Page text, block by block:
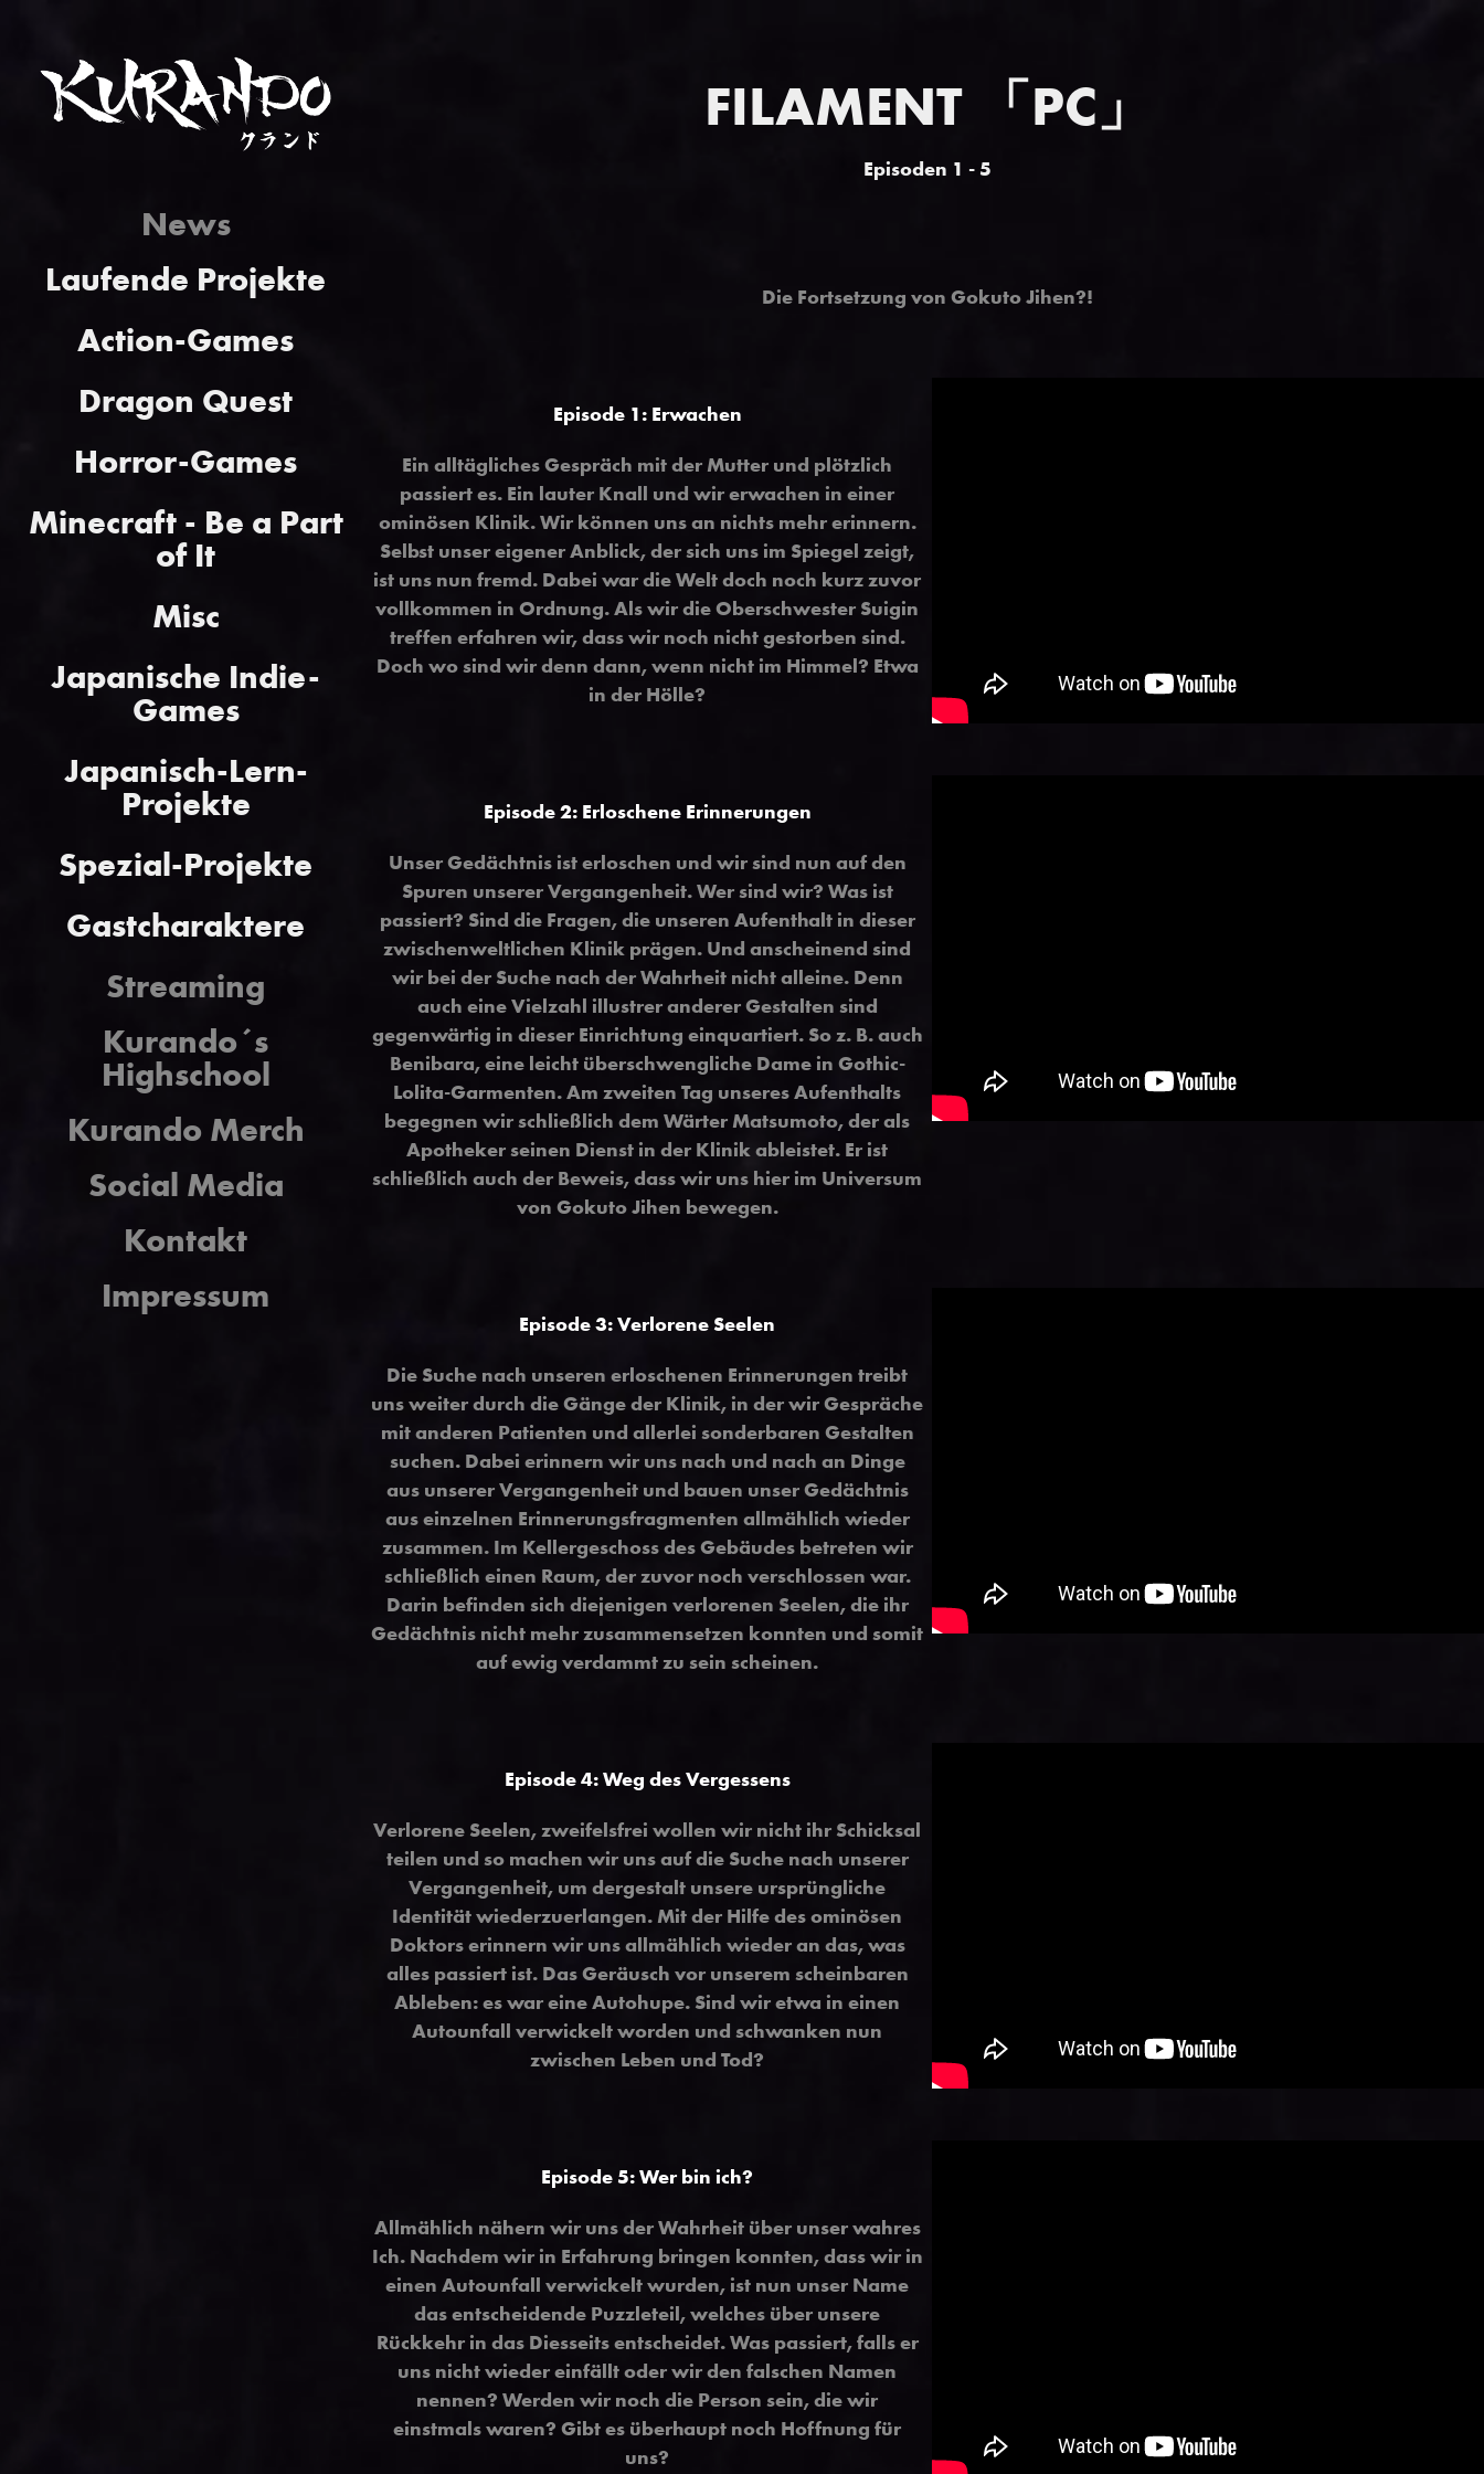
News
Laufende Projekte
Action-Games
Dragon Quest
Horror-Games
Minecraft - Be a Part
of It
Misc
Japanische Indie-
Games
Japanisch-Lern-
Projekte
Spezial-Projekte
Gastcharaktere
Streaming
Kurando´s
Highschool
Kurando Merch
Social Media
Kontakt
Impressum
FILAMENT 「PC」
Episoden 1 - 5
Die Fortsetzung von Gokuto Jihen?!
Episode 1: Erwachen
Ein alltägliches Gespräch mit der Mutter und plötzlich
passiert es. Ein lauter Knall und wir erwachen in einer
ominösen Klinik. Wir können uns an nichts mehr erinnern.
Selbst unser eigener Anblick, der sich uns im Spiegel zeigt,
ist uns nun fremd. Dabei war die Welt doch noch kurz zuvor
vollkommen in Ordnung. Als wir die Oberschwester Suigin
treffen erfahren wir, dass wir noch nicht gestorben sind.
Doch wo sind wir denn dann, wenn nicht im Himmel? Etwa
in der Hölle?
Episode 2: Erloschene Erinnerungen
Unser Gedächtnis ist erloschen und wir sind nun auf den
Spuren unserer Vergangenheit. Wer sind wir? Was ist
passiert? Sind die Fragen, die unseren Aufenthalt in dieser
zwischenweltlichen Klinik prägen. Und anscheinend sind
wir bei der Suche nach der Wahrheit nicht alleine. Denn
auch eine Vielzahl illustrer anderer Gestalten sind
gegenwärtig in dieser Einrichtung einquartiert. So z. B. auch
Benibara, eine leicht überschwengliche Dame in Gothic-
Lolita-Garmenten. Am zweiten Tag unseres Aufenthalts
begegnen wir schließlich dem Wärter Matsumoto, der als
Apotheker seinen Dienst in der Klinik ableistet. Er ist
schließlich auch der Beweis, dass wir uns hier im Universum
von Gokuto Jihen bewegen.
Episode 3: Verlorene Seelen
Die Suche nach unseren erloschenen Erinnerungen treibt
uns weiter durch die Gänge der Klinik, in der wir Gespräche
mit anderen Patienten und allerlei sonderbaren Gestalten
suchen. Dabei erinnern wir uns nach und nach an Dinge
aus unserer Vergangenheit und bauen unser Gedächtnis
aus einzelnen Erinnerungsfragmenten allmählich wieder
zusammen. Im Kellergeschoss des Gebäudes betreten wir
schließlich einen Raum, der zuvor noch verschlossen war.
Darin befinden sich diejenigen verlorenen Seelen, die ihr
Gedächtnis nicht mehr zusammensetzen konnten und somit
auf ewig verdammt zu sein scheinen.
Episode 4: Weg des Vergessens
Verlorene Seelen, zweifelsfrei wollen wir nicht ihr Schicksal
teilen und so machen wir uns auf die Suche nach unserer
Vergangenheit, um dergestalt unsere ursprüngliche
Identität wiederzuerlangen. Mit der Hilfe des ominösen
Doktors erinnern wir uns allmählich wieder an das, was
alles passiert ist. Das Geräusch vor unserem scheinbaren
Ableben: es war eine Autohupe. Sind wir etwa in einen
Autounfall verwickelt worden und schwanken nun
zwischen Leben und Tod?
Episode 5: Wer bin ich?
Allmählich nähern wir uns der Wahrheit über unser wahres
Ich. Nachdem wir in Erfahrung bringen konnten, dass wir in
einen Autounfall verwickelt wurden, ist nun unser Name
das entscheidende Puzzleteil, welches über unsere
Rückkehr in das Diesseits entscheidet. Was passiert, falls er
uns nicht wieder einfällt oder wir den falschen Namen
nennen? Werden wir noch die Person sein, die wir
einstmals waren? Gibt es überhaupt noch Hoffnung für
uns?